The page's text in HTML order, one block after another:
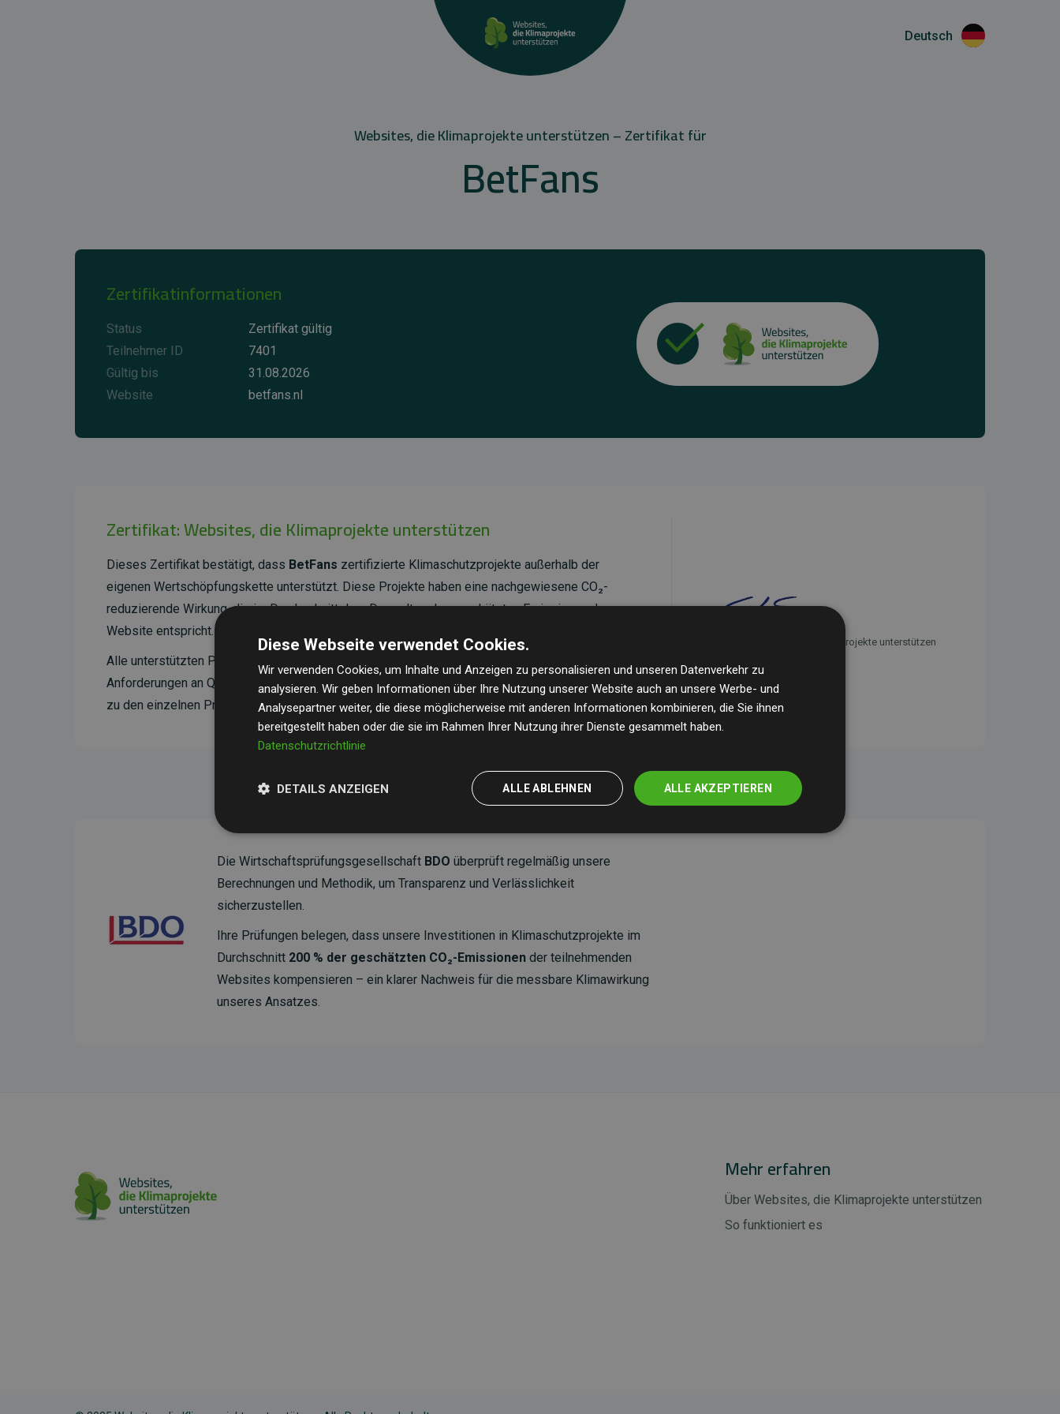
Deutsch
Websites, die Klimaprojekte unterstützen – Zertifikat für
BetFans
Zertifikatinformationen
Status
Zertifikat gültig
Teilnehmer ID
7401
Gültig bis
31.08.2026
Website
betfans.nl
Zertifikat: Websites, die Klimaprojekte unterstützen
Dieses Zertifikat bestätigt, dass BetFans zertifizierte Klimaschutzprojekte außerhalb der
eigenen Wertschöpfungskette unterstützt. Diese Projekte haben eine nachgewiesene CO₂-
reduzierende Wirkung, die im Durchschnitt dem Doppelten der geschätzten Emissionen der
Website entspricht.
Alle unterstützten Projekte werden durch
Anforderungen an Qualität, tatsächliche Klimawirkung und Transparenz. Weitere Informationen
zu den einzelnen Projekten findenSie hier.
Initiative Websites, die Klimaprojekte unterstützen
Die Wirtschaftsprüfungsgesellschaft BDO überprüft regelmäßig unsere
Berechnungen und Methodik, um Transparenz und Verlässlichkeit
sicherzustellen.
Ihre Prüfungen belegen, dass unsere Investitionen in Klimaschutzprojekte im
Durchschnitt 200 % der geschätzten CO₂-Emissionen der teilnehmenden
Websites kompensieren – ein klarer Nachweis für die messbare Klimawirkung
unseres Ansatzes.
Mehr erfahren
Über Websites, die Klimaprojekte unterstützen
So funktioniert es
Diese Webseite verwendet Cookies.
Wir verwenden Cookies, um Inhalte und Anzeigen zu personalisieren und unseren Datenverkehr zu
analysieren. Wir geben Informationen über Ihre Nutzung unserer Website auch an unsere Werbe- und
Analysepartner weiter, die diese möglicherweise mit anderen Informationen kombinieren, die Sie ihnen
bereitgestellt haben oder die sie im Rahmen Ihrer Nutzung ihrer Dienste gesammelt haben.
Datenschutzrichtlinie
ALLE AKZEPTIEREN
ALLE ABLEHNEN
DETAILS ANZEIGEN